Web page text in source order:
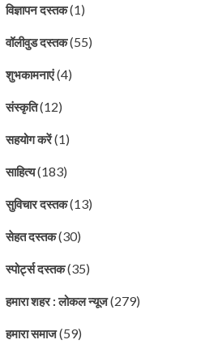
विज्ञापन दस्तक(1)
वॉलीवुड दस्तक(55)
शुभकामनाएं(4)
संस्कृति(12)
सहयोग करें(1)
साहित्य(183)
सुविचार दस्तक(13)
सेहत दस्तक(30)
स्पोर्ट्स दस्तक(35)
हमारा शहर : लोकल न्यूज(279)
हमारा समाज(59)